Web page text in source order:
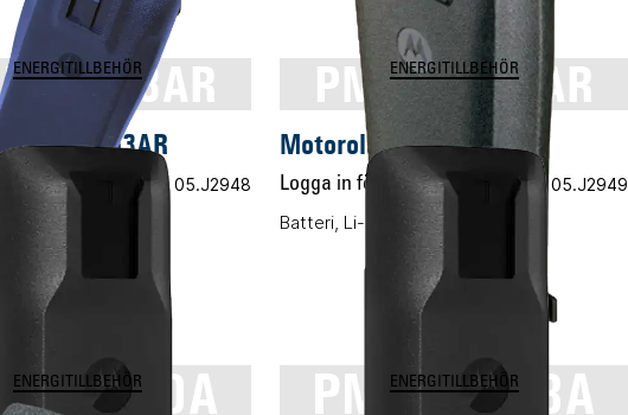
ENERGITILLBEHÖR
Vårt art.nr 05.J2948
1600mAh
PMNN4254AR
ENERGITILLBEHÖR
Motorola PMNN4254AR
Logga in för pris Vårt art.nr 05.J2949
Batteri, Li-ION, 2300mAh
ENERGITILLBEHÖR PMNN4598A
ENERGITILLBEHÖR